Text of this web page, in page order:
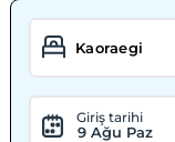
Giriş tarihi
9 Ağu Paz